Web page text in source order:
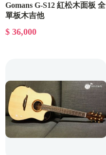
Gomans G-S12 紅松木面板 全
單板木吉他
$ 36,000